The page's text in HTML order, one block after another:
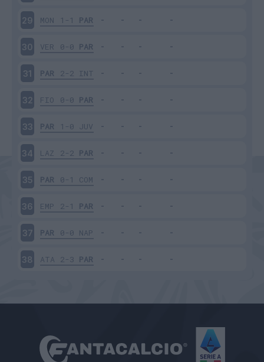
29 MON 1-1 PAR
30 VER 0-0 PAR
31 PAR 2-2 INT
32 FIO 0-0 PAR
33 PAR 1-0 JUV
34 LAZ 2-2 PAR
35 PAR 0-1 COM
36 EMP 2-1 PAR
37 PAR 0-0 NAP
38 ATA 2-3 PAR